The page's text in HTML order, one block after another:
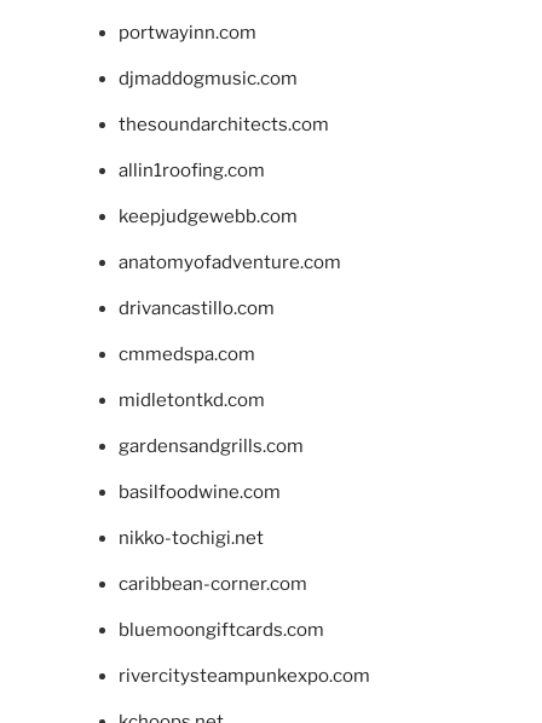
portwayinn.com
djmaddogmusic.com
thesoundarchitects.com
allin1roofing.com
keepjudgewebb.com
anatomyofadventure.com
drivancastillo.com
cmmedspa.com
midletontkd.com
gardensandgrills.com
basilfoodwine.com
nikko-tochigi.net
caribbean-corner.com
bluemoongiftcards.com
rivercitysteampunkexpo.com